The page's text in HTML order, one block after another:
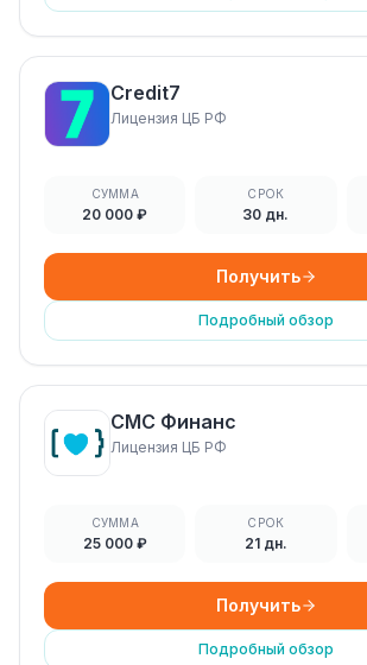
Credit7
Лицензия ЦБ РФ
СУММА
20 000 ₽
СРОК
30 дн.
Получить
Подробный обзор
СМС Финанс
Лицензия ЦБ РФ
СУММА
25 000 ₽
СРОК
21 дн.
Получить
Подробный обзор